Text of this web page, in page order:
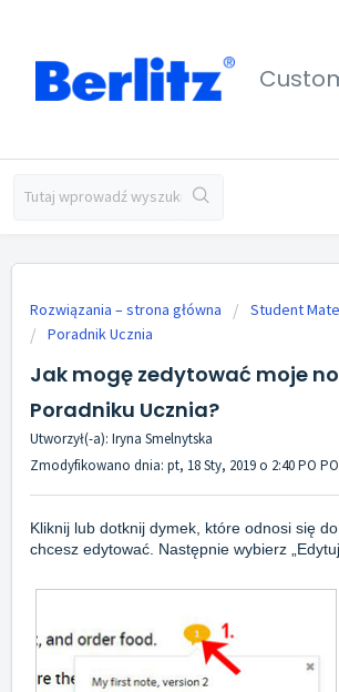
Rozwiązania – strona główna
Student
Poradnik Ucznia
Jak mogę zedytować moje
Poradniku Ucznia?
Utworzył(-a): Iryna Smelnytska
Zmodyfikowano dnia: pt, 18 Sty, 2019 o 2:40 PO
Kliknij lub dotknij dymek, które odnosi się
chcesz edytować. Następnie wybierz